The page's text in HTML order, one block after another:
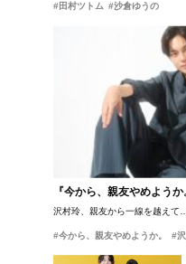
#田村ツトム #沙倉ゆうの
『今から、親友やめよう
沢村玲、親友から一線を越えて
#今から、親友やめようか。 #